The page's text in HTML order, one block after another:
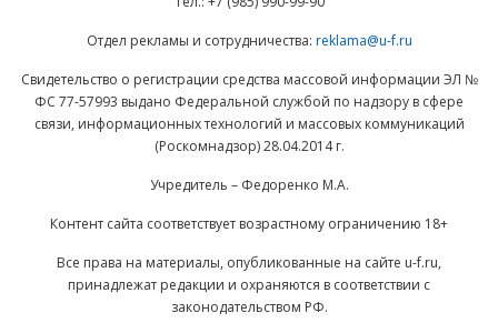
Отдел рекламы и сотрудничества: reklama@u-f.ru
Свидетельство о регистрации средства массовой информации ЭЛ №
ФС 77-57993 выдано Федеральной службой по надзору в сфере
связи, информационных технологий и массовых коммуникаций
(Роскомнадзор) 28.04.2014 г.
Учредитель – Федоренко М.А.
Контент сайта соответствует возрастному ограничению 18+
Все права на материалы, опубликованные на сайте u-f.ru,
принадлежат редакции и охраняются в соответствии с
законодательством РФ.